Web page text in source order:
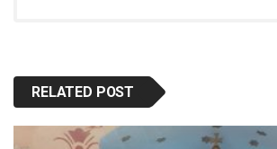
RELATED POST